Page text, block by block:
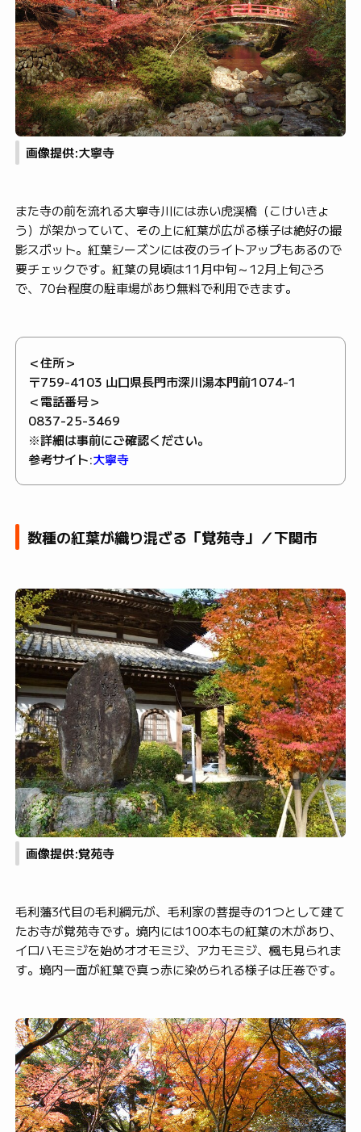
画像提供:大寧寺
また寺の前を流れる大寧寺川には赤い虎渓橋（こけいきょ
う）が架かっていて、その上に紅葉が広がる様子は絶好の撮
影スポット。紅葉シーズンには夜のライトアップもあるので
要チェックです。紅葉の見頃は11月中旬～12月上旬ごろ
で、70台程度の駐車場があり無料で利用できます。
＜住所＞
〒759-4103 山口県長門市深川湯本門前1074-1
＜電話番号＞
0837-25-3469
※詳細は事前にご確認ください。
参考サイト:大寧寺
数種の紅葉が織り混ざる「覚苑寺」／下関市
画像提供:覚苑寺
毛利藩3代目の毛利綱元が、毛利家の菩提寺の1つとして建て
たお寺が覚苑寺です。境内には100本もの紅葉の木があり、
イロハモミジを始めオオモミジ、アカモミジ、楓も見られま
す。境内一面が紅葉で真っ赤に染められる様子は圧巻です。